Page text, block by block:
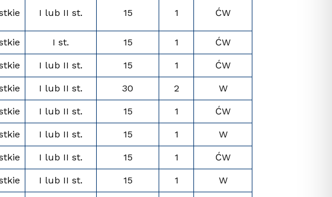
I lub II st. 15 1 ĆW
I st. 15 1 ĆW
I lub II st. 15 1 ĆW
I lub II st. 30 2 W
I lub II st. 15 1 ĆW
I lub II st. 15 1 W
I lub II st. 15 1 ĆW
I lub II st. 15 1 W